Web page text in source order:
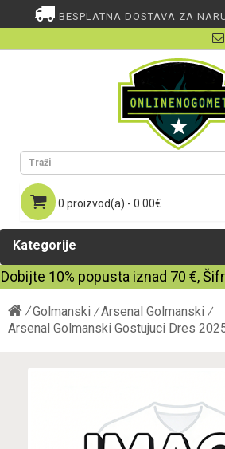
BESPLATNA DOSTAVA ZA
0 proizvod(a) - 0.00€
Kategorije
Dobijte 10% popusta iznad 70 €,
Golmanski
Arsenal Golmanski
Arsenal Golmanski Gostujuci Dres